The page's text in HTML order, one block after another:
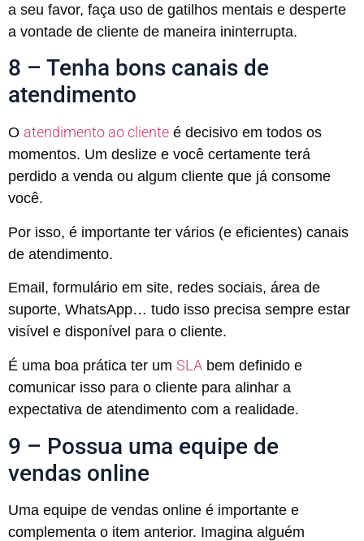
a seu favor, faça uso de gatilhos mentais e desperte
a vontade de cliente de maneira ininterrupta.
8 – Tenha bons canais de
atendimento
O atendimento ao cliente é decisivo em todos os
momentos. Um deslize e você certamente terá
perdido a venda ou algum cliente que já consome
você.
Por isso, é importante ter vários (e eficientes) canais
de atendimento.
Email, formulário em site, redes sociais, área de
suporte, WhatsApp… tudo isso precisa sempre estar
visível e disponível para o cliente.
É uma boa prática ter um SLA bem definido e
comunicar isso para o cliente para alinhar a
expectativa de atendimento com a realidade.
9 – Possua uma equipe de
vendas online
Uma equipe de vendas online é importante e
complementa o item anterior. Imagina alguém